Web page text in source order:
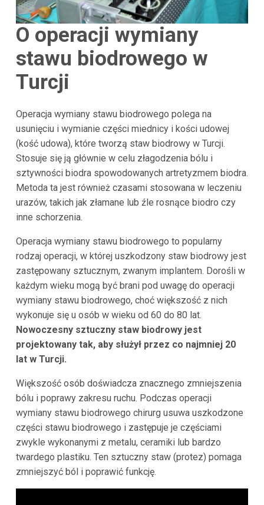
O operacji wymiany
stawu biodrowego w
Turcji
Operacja wymiany stawu biodrowego polega na
usunięciu i wymianie części miednicy i kości udowej
(kość udowa), które tworzą staw biodrowy w Turcji.
Stosuje się ją głównie w celu złagodzenia bólu i
sztywności biodra spowodowanych artretyzmem biodra.
Metoda ta jest również czasami stosowana w leczeniu
urazów, takich jak złamane lub źle rosnące biodro czy
inne schorzenia.
Operacja wymiany stawu biodrowego to popularny
rodzaj operacji, w której uszkodzony staw biodrowy jest
zastępowany sztucznym, zwanym implantem. Dorośli w
każdym wieku mogą być brani pod uwagę do operacji
wymiany stawu biodrowego, choć większość z nich
wykonuje się u osób w wieku od 60 do 80 lat.
Nowoczesny sztuczny staw biodrowy jest
projektowany tak, aby służył przez co najmniej 20
lat w Turcji.
Większość osób doświadcza znacznego zmniejszenia
bólu i poprawy zakresu ruchu. Podczas operacji
wymiany stawu biodrowego chirurg usuwa uszkodzone
części stawu biodrowego i zastępuje je częściami
zwykle wykonanymi z metalu, ceramiki lub bardzo
twardego plastiku. Ten sztuczny staw (protez) pomaga
zmniejszyć ból i poprawić funkcję.